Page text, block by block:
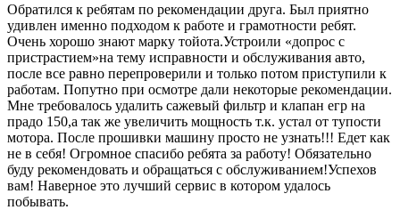
Обратился к ребятам по рекомендации друга. Был приятно
удивлен именно подходом к работе и грамотности ребят.
Очень хорошо знают марку тойота.Устроили «допрос с
пристрастием»на тему исправности и обслуживания авто,
после все равно перепроверили и только потом приступили к
работам. Попутно при осмотре дали некоторые рекомендации.
Мне требовалось удалить сажевый фильтр и клапан егр на
прадо 150,а так же увеличить мощность т.к. устал от тупости
мотора. После прошивки машину просто не узнать!!! Едет как
не в себя! Огромное спасибо ребята за работу! Обязательно
буду рекомендовать и обращаться с обслуживанием!Успехов
вам! Наверное это лучший сервис в котором удалось
побывать.